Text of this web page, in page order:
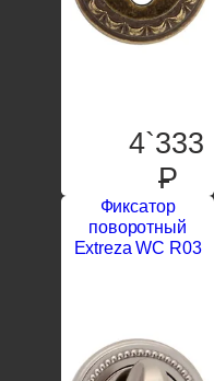
4`333
P
Фиксатор
поворотный
Extreza WC R03